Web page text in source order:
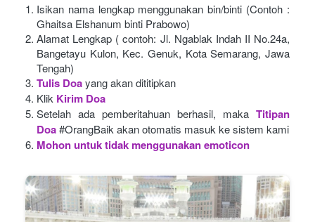
Isikan nama lengkap menggunakan bin/binti (Contoh :
Ghaitsa Elshanum binti Prabowo)
Alamat Lengkap ( contoh: Jl. Ngablak Indah II No.24a,
Bangetayu Kulon, Kec. Genuk, Kota Semarang, Jawa
Tengah)
Tulis Doayang akan dititipkan
Klik Kirim Doa
Setelah ada pemberitahuan berhasil, maka Titipan
Doa#OrangBaik akan otomatis masuk ke sistem kami
Mohon untuk tidak menggunakan emoticon